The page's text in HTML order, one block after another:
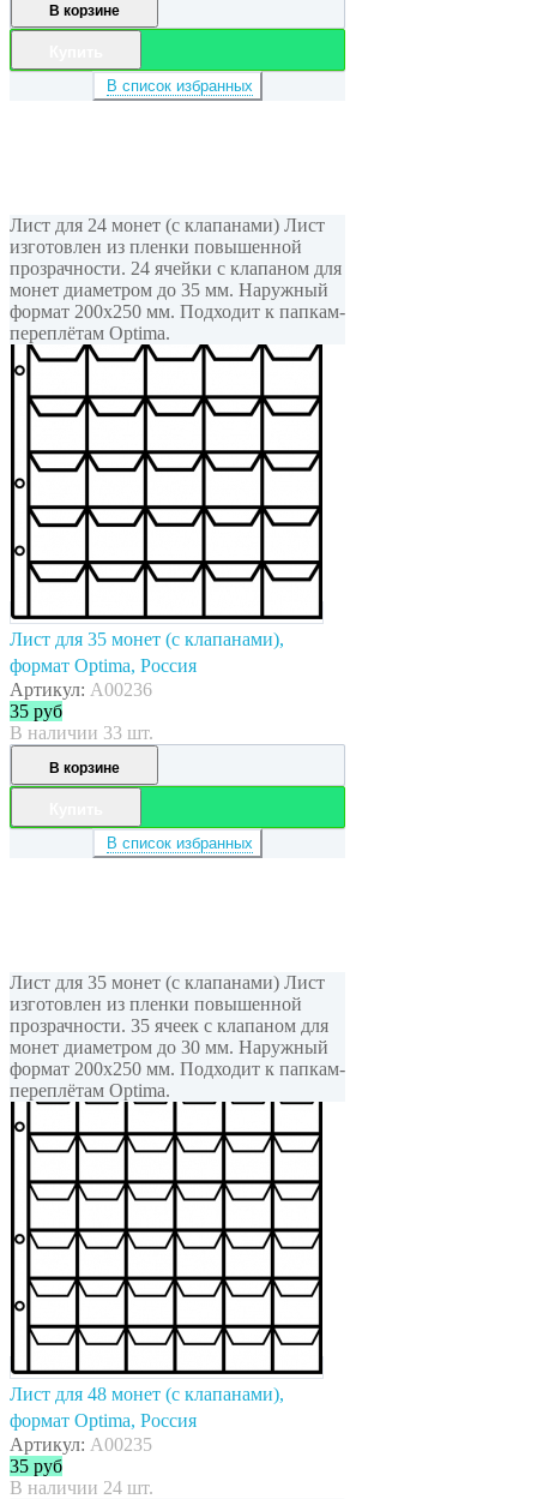
В корзине
В список избранных
Лист для 24 монет (с клапанами) Лист
изготовлен из пленки повышенной
прозрачности. 24 ячейки с клапаном для
монет диаметром до 35 мм. Наружный
формат 200x250 мм. Подходит к папкам-
переплётам Optima.
Лист для 35 монет (с клапанами),
формат Optima, Россия
Артикул: A00236
35 руб
В наличии 33 шт.
В корзине
В список избранных
Лист для 35 монет (с клапанами) Лист
изготовлен из пленки повышенной
прозрачности. 35 ячеек с клапаном для
монет диаметром до 30 мм. Наружный
формат 200x250 мм. Подходит к папкам-
переплётам Optima.
Лист для 48 монет (с клапанами),
формат Optima, Россия
Артикул: A00235
35 руб
В наличии 24 шт.